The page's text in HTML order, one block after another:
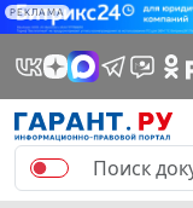
РЕКЛАМА